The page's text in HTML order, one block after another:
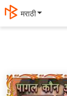
मराठी